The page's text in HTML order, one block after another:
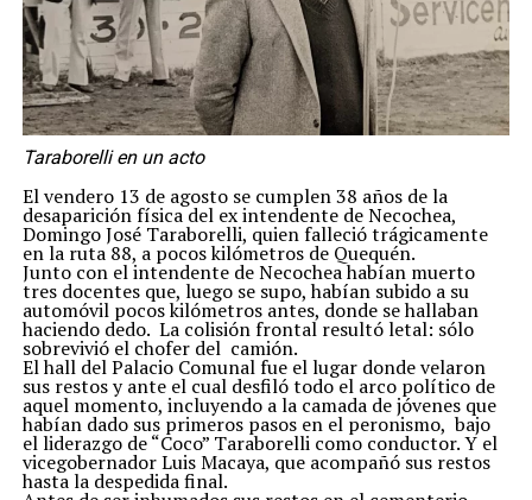
Taraborelli en un acto
El vendero 13 de agosto se cumplen 38 años de la
desaparición física del ex intendente de Necochea,
Domingo José Taraborelli, quien falleció trágicamente
en la ruta 88, a pocos kilómetros de Quequén.
Junto con el intendente de Necochea habían muerto
tres docentes que, luego se supo, habían subido a su
automóvil pocos kilómetros antes, donde se hallaban
haciendo dedo. La colisión frontal resultó letal: sólo
sobrevivió el chofer del camión.
El hall del Palacio Comunal fue el lugar donde velaron
sus restos y ante el cual desfiló todo el arco político de
aquel momento, incluyendo a la camada de jóvenes que
habían dado sus primeros pasos en el peronismo, bajo
el liderazgo de “Coco” Taraborelli como conductor. Y el
vicegobernador Luis Macaya, que acompañó sus restos
hasta la despedida final.